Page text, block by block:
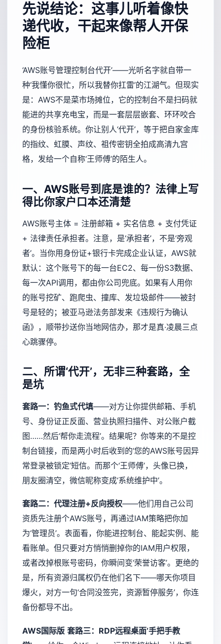
先说结论：这事儿听着像快
递代收，干起来像帮人开保
险柜
‘AWS账号管理控制台代开’——光听名字就自带一
种‘我懂你很忙，所以我替你扛雷’的江湖气。但现实
是：AWS不是菜市场摊位，它的控制台不是扫码就
能进的共享充电宝，而是一套层层嵌套、环环咬合
的身份核验系统。你让别人‘代开’，等于把自家金库
的指纹、虹膜、声纹、祖传密钥全拍成高清九宫
格，发给一个自称‘王师傅’的陌生人。
一、AWS账号到底是谁的？法律上写
得比你家户口本还清楚
AWS账号主体 = 注册邮箱 + 实名信息 + 支付凭证
+ 法律责任承担者。注意，是‘承担者’，不是‘旁观
者’。当你用身份证+银行卡完成企业认证，AWS就
默认：这个账号下的每一台EC2、每一份S3数据、
每一次API调用，都由你公司兜底。如果有人用你
的账号挖矿、跑爬虫、撞库、发垃圾邮件——被封
号是轻的；被亚马逊法务部发来《违规行为确认
函》，顺带抄送你当地网信办，那才是真·凌晨三点
心跳骤停。
二、所谓‘代开’，无非三种套路，全
是坑
套路一：钓鱼式代填——对方让你提供邮箱、手机
号、身份证正反面、营业执照扫描件、对公账户截
图……然后‘帮你走流程’。结果呢？你等来的不是控
制台链接，而是两小时后收到的‘您的AWS账号因异
常登录被锁定’短信。而那个‘王师傅’，头像已换，
朋友圈清空，微信昵称变成‘系统维护中’。
套路二：代理注册+反向授权——他们用自己公司
资质先注册个AWS账号，再通过IAM策略把你加
为‘管理员’。表面看，你能进控制台、能起实例、能
看账单。但只要对方悄悄删掉你的IAM用户权限，
或者改掉根账号密码，你瞬间变‘荣誉访客’。更绝的
是，所有资源归属权仍在他们名下——哪天你项目
爆火，对方一句‘合同没签完，资源暂停服务’，你连
备份都导不出。
AWS国际版 套路三：RDP远程桌面‘手把手教